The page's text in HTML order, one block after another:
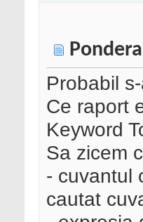
Probabil
Ce raport
Keyword
Sa zicem
- cuvantul
cautat